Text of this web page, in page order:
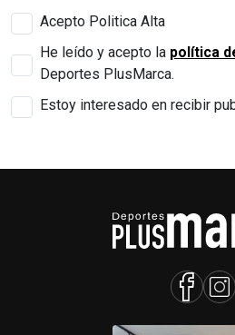
Acepto Politica Alta
He leído y acepto la política
Deportes PlusMarca.
Estoy interesado en recibir